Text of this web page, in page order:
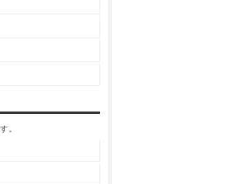
。